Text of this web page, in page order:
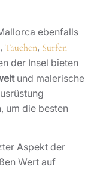
ebenfalls
, Tauchen, Surfen
der Insel bieten
und malerische
um die besten
Aspekt der
Wert auf